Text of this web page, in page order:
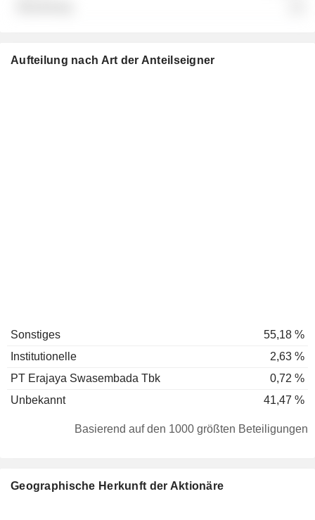
Aufteilung nach Art der Anteilseigner
Sonstiges
55,18 %
Institutionelle
2,63 %
PT Erajaya Swasembada Tbk
0,72 %
Unbekannt
41,47 %
Basierend auf den 1000 größten Beteiligungen
Geographische Herkunft der Aktionäre